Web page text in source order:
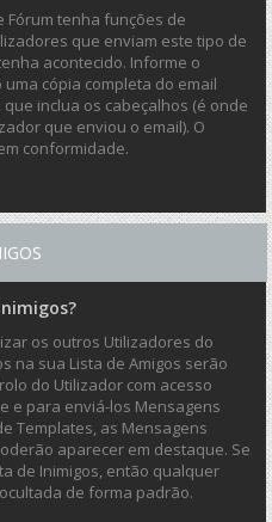
Fórum tenha funções de
que enviam este tipo de
acontecido. Informe o
cópia completa do email
inclua os cabeçalhos (é onde
que enviou o email). O
conformidade.
os outros Utilizadores do
na sua Lista de Amigos serão
do Utilizador com acesso
e para enviá-los Mensagens
Templates, as Mensagens
aparecer em destaque. Se
de Inimigos, então qualquer
de forma padrão.